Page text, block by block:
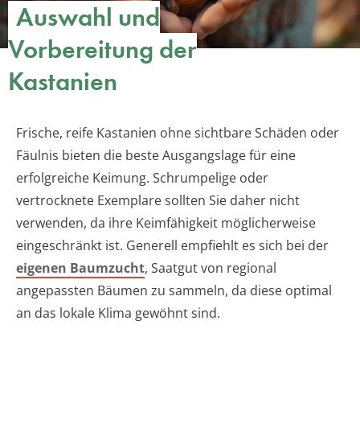
Auswahl und
Vorbereitung der
Kastanien
Frische, reife Kastanien ohne sichtbare Schäden oder
Fäulnis bieten die beste Ausgangslage für eine
erfolgreiche Keimung. Schrumpelige oder
vertrocknete Exemplare sollten Sie daher nicht
verwenden, da ihre Keimfähigkeit möglicherweise
eingeschränkt ist. Generell empfiehlt es sich bei der
eigenen Baumzucht, Saatgut von regional
angepassten Bäumen zu sammeln, da diese optimal
an das lokale Klima gewöhnt sind.